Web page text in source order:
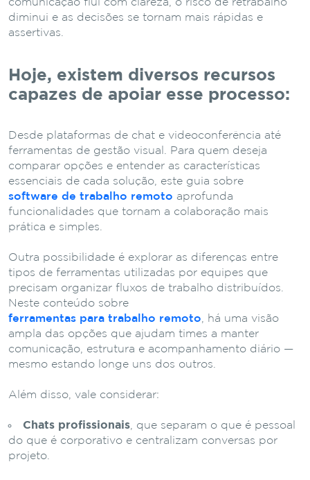
comunicação flui com clareza, o risco de retrabalho
diminui e as decisões se tornam mais rápidas e
assertivas.
Hoje, existem diversos recursos
capazes de apoiar esse processo:
Desde plataformas de chat e videoconferência até
ferramentas de gestão visual. Para quem deseja
comparar opções e entender as características
essenciais de cada solução, este guia sobre
software de trabalho remoto aprofunda
funcionalidades que tornam a colaboração mais
prática e simples.
Outra possibilidade é explorar as diferenças entre
tipos de ferramentas utilizadas por equipes que
precisam organizar fluxos de trabalho distribuídos.
Neste conteúdo sobre
ferramentas para trabalho remoto , há uma visão
ampla das opções que ajudam times a manter
comunicação, estrutura e acompanhamento diário —
mesmo estando longe uns dos outros.
Além disso, vale considerar:
Chats profissionais , que separam o que é pessoal
do que é corporativo e centralizam conversas por
projeto.